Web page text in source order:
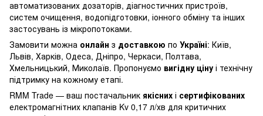
автоматизованих дозаторів, діагностичних пристроїв,
систем очищення, водопідготовки, іонного обміну та інших
застосувань із мікропотоками.
Замовити можна онлайн з доставкою по Україні: Київ,
Львів, Харків, Одеса, Дніпро, Черкаси, Полтава,
Хмельницький, Миколаїв. Пропонуємо вигідну ціну і технічну
підтримку на кожному етапі.
RMM Trade — ваш постачальник якісних і сертифікованих
електромагнітних клапанів Kv 0,17 л/хв для критичних